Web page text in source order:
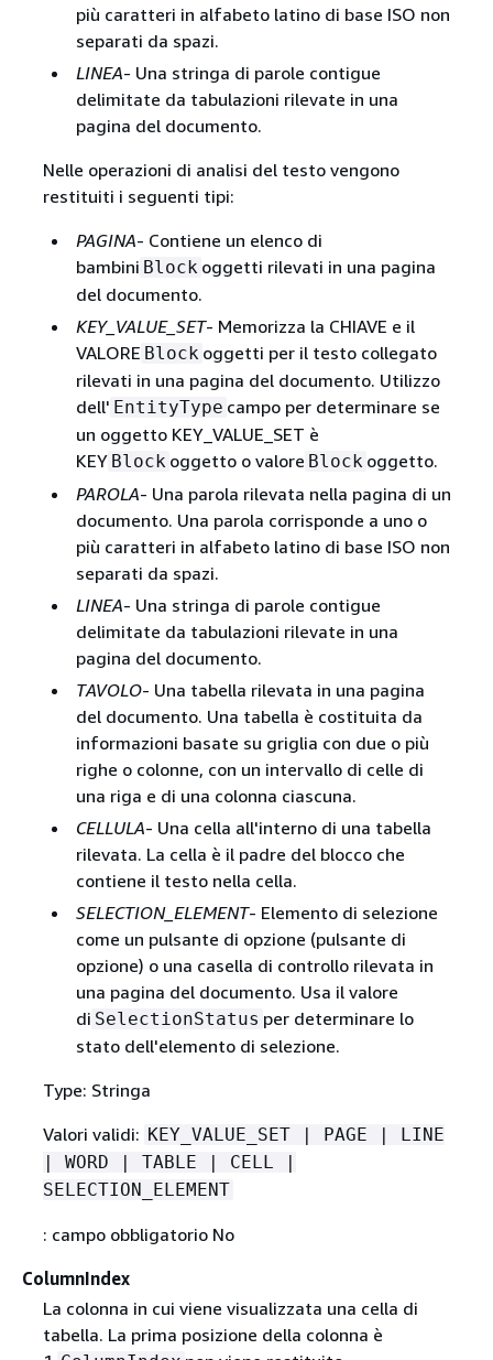
più caratteri in alfabeto latino di base ISO non
separati da spazi.
LINEA- Una stringa di parole contigue
delimitate da tabulazioni rilevate in una
pagina del documento.
Nelle operazioni di analisi del testo vengono
restituiti i seguenti tipi:
PAGINA- Contiene un elenco di
bambini Block oggetti rilevati in una pagina
del documento.
KEY_VALUE_SET- Memorizza la CHIAVE e il
VALORE Block oggetti per il testo collegato
rilevati in una pagina del documento. Utilizzo
dell' EntityType campo per determinare se
un oggetto KEY_VALUE_SET è
KEY Block oggetto o valore Block oggetto.
PAROLA- Una parola rilevata nella pagina di un
documento. Una parola corrisponde a uno o
più caratteri in alfabeto latino di base ISO non
separati da spazi.
LINEA- Una stringa di parole contigue
delimitate da tabulazioni rilevate in una
pagina del documento.
TAVOLO- Una tabella rilevata in una pagina
del documento. Una tabella è costituita da
informazioni basate su griglia con due o più
righe o colonne, con un intervallo di celle di
una riga e di una colonna ciascuna.
CELLULA- Una cella all'interno di una tabella
rilevata. La cella è il padre del blocco che
contiene il testo nella cella.
SELECTION_ELEMENT- Elemento di selezione
come un pulsante di opzione (pulsante di
opzione) o una casella di controllo rilevata in
una pagina del documento. Usa il valore
di SelectionStatus per determinare lo
stato dell'elemento di selezione.
Type: Stringa
Valori validi: KEY_VALUE_SET | PAGE | LINE
| WORD | TABLE | CELL |
SELECTION_ELEMENT
: campo obbligatorio No
ColumnIndex
La colonna in cui viene visualizzata una cella di
tabella. La prima posizione della colonna è